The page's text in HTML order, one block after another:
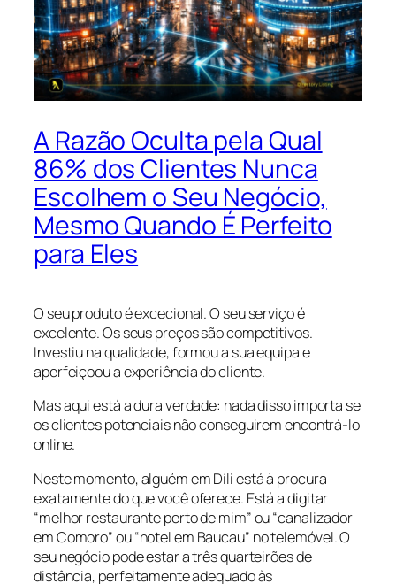
A Razão Oculta pela Qual
86% dos Clientes Nunca
Escolhem o Seu Negócio,
Mesmo Quando É Perfeito
para Eles
O seu produto é excecional. O seu serviço é
excelente. Os seus preços são competitivos.
Investiu na qualidade, formou a sua equipa e
aperfeiçoou a experiência do cliente.
Mas aqui está a dura verdade: nada disso importa se
os clientes potenciais não conseguirem encontrá-lo
online.
Neste momento, alguém em Díli está à procura
exatamente do que você oferece. Está a digitar
“melhor restaurante perto de mim” ou “canalizador
em Comoro” ou “hotel em Baucau” no telemóvel. O
seu negócio pode estar a três quarteirões de
distância, perfeitamente adequado às